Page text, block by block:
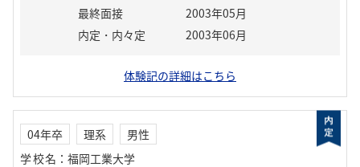
最終面接
2003年05月
内定・内々定
2003年06月
体験記の詳細はこちら
04年卒 理系
男性
学校名 ： 福岡工業大学